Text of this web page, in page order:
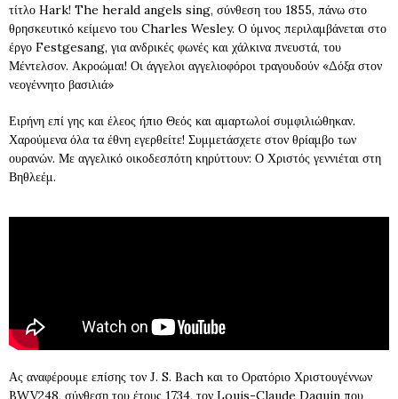
τίτλο Hark! The herald angels sing, σύνθεση του 1855, πάνω στο
θρησκευτικό κείμενο του Charles Wesley. Ο ύμνος περιλαμβάνεται στο
έργο Festgesang, για ανδρικές φωνές και χάλκινα πνευστά, του
Μέντελσον. Ακροώμαι! Οι άγγελοι αγγελιοφόροι τραγουδούν «Δόξα στον
νεογέννητο βασιλιά»
Ειρήνη επί γης και έλεος ήπιο Θεός και αμαρτωλοί συμφιλιώθηκαν.
Χαρούμενα όλα τα έθνη εγερθείτε! Συμμετάσχετε στον θρίαμβο των
ουρανών. Με αγγελικό οικοδεσπότη κηρύττουν: Ο Χριστός γεννιέται στη
Βηθλεέμ.
Ας αναφέρουμε επίσης τον J. S. Bach και το Ορατόριο Χριστουγέννων
BWV248, σύνθεση του έτους 1734, τον Louis-Claude Daquin που